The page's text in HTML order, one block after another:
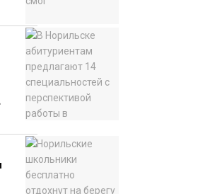
Хоббитов» и
в облаках»
в Кайеркане
в
будут
пасмурными